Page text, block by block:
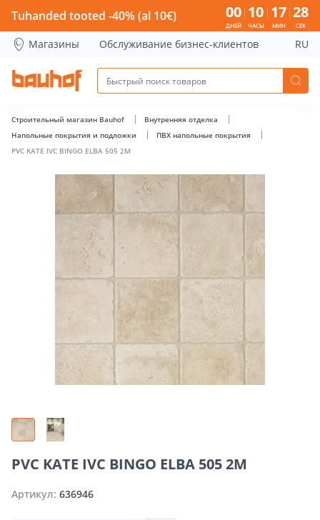
PVC KATE IVC BINGO ELBA 505 2M - Bauhof has loaded
Tuhanded tooted -40% (al 10€) 00
ДНЕЙ
10
ЧАСЫ
17
МИН
28
СЕК
Магазины Обслуживание бизнес-клиентов RU
Строительный магазин Bauhof
Внутренняя отделка
Напольные покрытия и подложки
ПВХ напольные покрытия
PVC KATE IVC BINGO ELBA 505 2M
PVC KATE IVC BINGO ELBA 505 2M
Артикул: 636946